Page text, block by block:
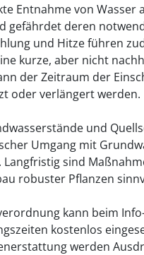
Entnahme von Wasser
gefährdet deren
und Hitze führen
kurze, aber nicht
der Zeitraum der
oder verlängert werden.
und
Umgang mit
sind
robuster Pflanzen
kann beim
kostenlos
werden